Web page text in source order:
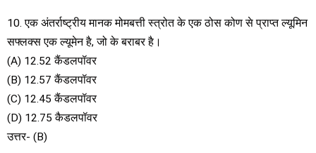
10. एक अंतर्राष्ट्रीय मानक मोमबत्ती स्त्रोत के एक ठोस कोण से प्राप्त ल्यूमिन
सफ्लक्स एक ल्यूमेन है, जो के बराबर है।
(A) 12.52 कैंडलपॉवर
(B) 12.57 कैंडलपॉवर
(C) 12.45 कैंडलपॉवर
(D) 12.75 कैडलपॉवर
उत्तर- (B)